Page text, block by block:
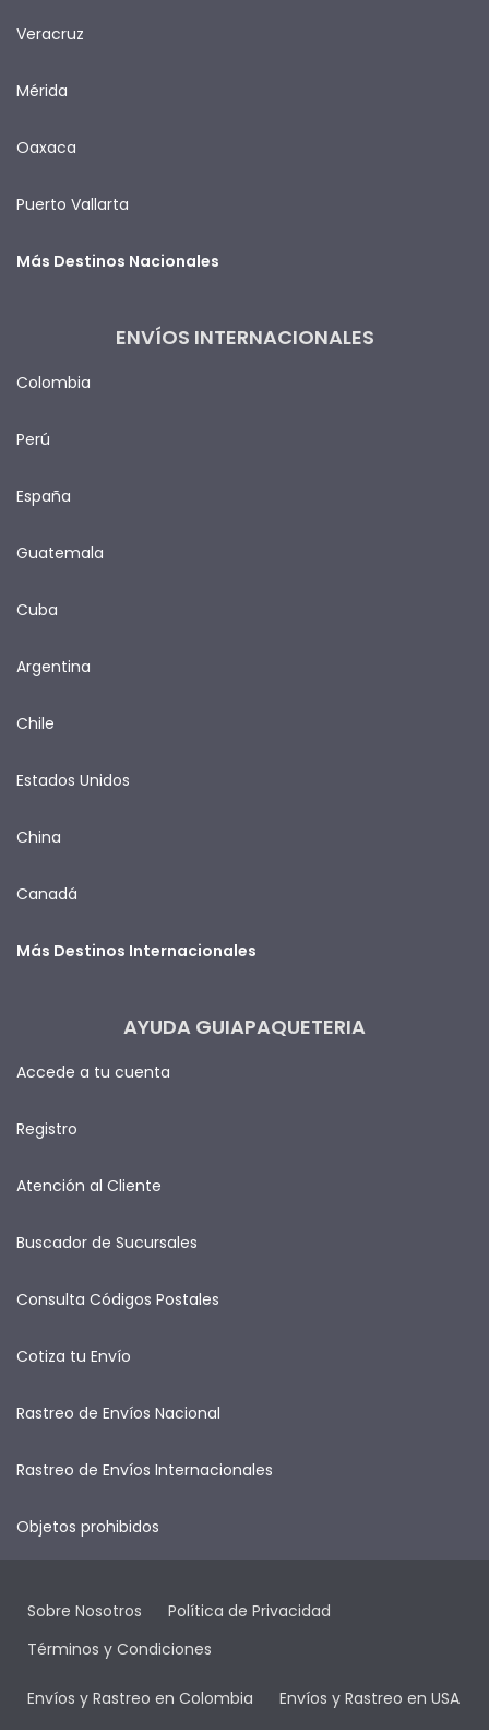
Veracruz
Mérida
Oaxaca
Puerto Vallarta
Más Destinos Nacionales
ENVÍOS INTERNACIONALES
Colombia
Perú
España
Guatemala
Cuba
Argentina
Chile
Estados Unidos
China
Canadá
Más Destinos Internacionales
AYUDA GUIAPAQUETERIA
Accede a tu cuenta
Registro
Atención al Cliente
Buscador de Sucursales
Consulta Códigos Postales
Cotiza tu Envío
Rastreo de Envíos Nacional
Rastreo de Envíos Internacionales
Objetos prohibidos
Sobre Nosotros
Política de Privacidad
Términos y Condiciones
Envíos y Rastreo en Colombia Envíos y Rastreo en USA